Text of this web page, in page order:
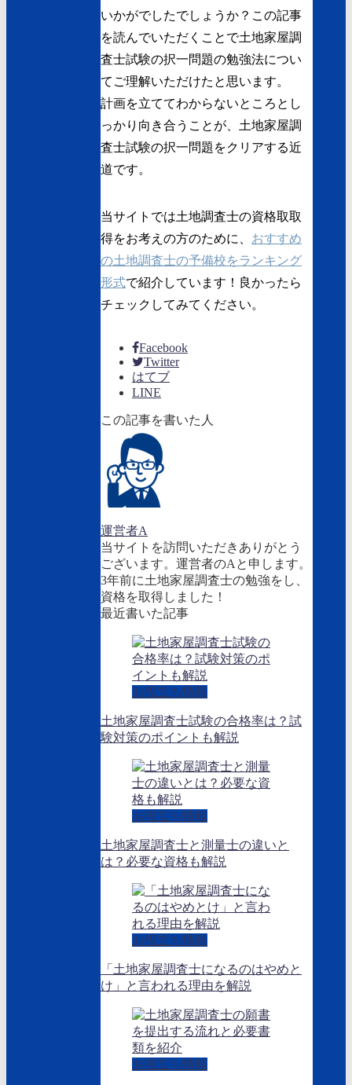
いかがでしたでしょうか？この記事
を読んでいただくことで土地家屋調
査士試験の択一問題の勉強法につい
てご理解いただけたと思います。
計画を立ててわからないところとし
っかり向き合うことが、土地家屋調
査士試験の択一問題をクリアする近
道です。
当サイトでは土地調査士の資格取取
得をお考えの方のために、 おすすめ
の土地調査士の予備校をランキング
形式で紹介しています！良かったら
チェックしてみてください。
Facebook
Twitter
はてブ
LINE
この記事を書いた人
運営者A
当サイトを訪問いただきありがとう
ございます。運営者のAと申します。
3年前に土地家屋調査士の勉強をし、
資格を取得しました！
最近書いた記事
お役立ち情報
土地家屋調査士試験の合格率は？試
験対策のポイントも解説
お役立ち情報
土地家屋調査士と測量士の違いと
は？必要な資格も解説
お役立ち情報
「土地家屋調査士になるのはやめと
け」と言われる理由を解説
お役立ち情報